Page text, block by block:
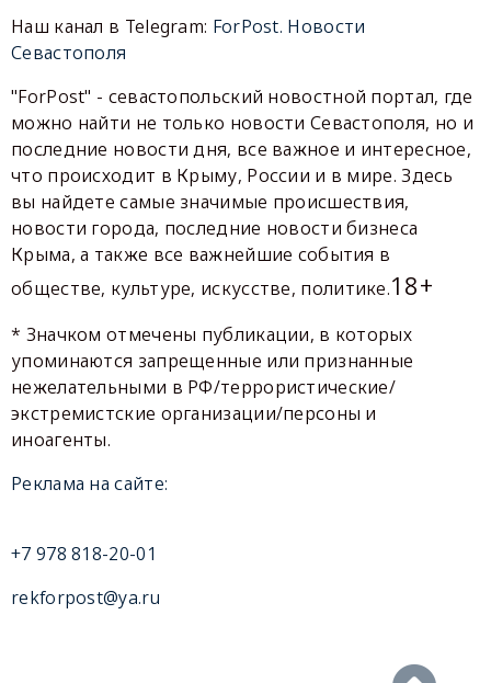
Наш канал в Telegram: ForPost. Новости
Севастополя
"ForPost" - севастопольский новостной портал, где
можно найти не только новости Севастополя, но и
последние новости дня, все важное и интересное,
что происходит в Крыму, России и в мире. Здесь
вы найдете самые значимые происшествия,
новости города, последние новости бизнеса
Крыма, а также все важнейшие события в
обществе, культуре, искусстве, политике.18+
* Значком отмечены публикации, в которых
упоминаются запрещенные или признанные
нежелательными в РФ/террористические/
экстремистские организации/персоны и
иноагенты.
Реклама на сайте:
+7 978 818-20-01
rekforpost@ya.ru